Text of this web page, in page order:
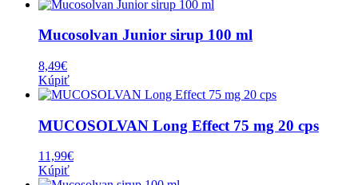
Mucosolvan Junior sirup 100 ml
8,49€
Kúpiť
MUCOSOLVAN Long Effect 75 mg 20 cps
11,99€
Kúpiť